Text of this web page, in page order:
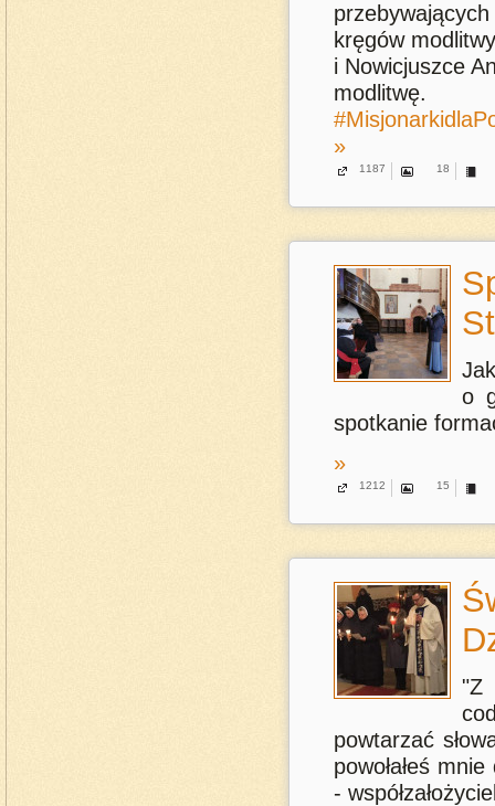
kręgów
i Nowicjuszce
modlitwę.
»
1187 18
o
spotkanie
»
1212 15
"Z
powtarzać
powołałeś
-